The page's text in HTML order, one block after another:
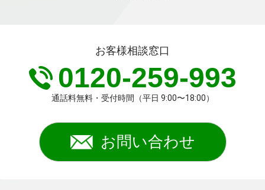
お客様相談窓口
0120-259-993
通話料無料・受付時間（平日 9:00〜18:00）
お問い合わせ